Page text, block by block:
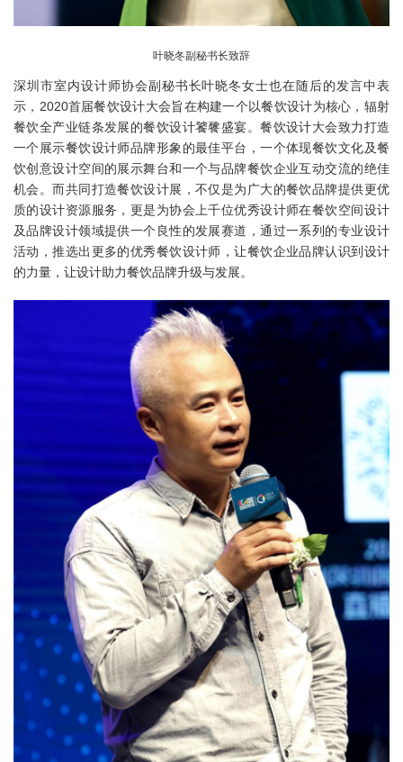
叶晓冬副秘书长致辞
深圳市室内设计师协会副秘书长叶晓冬女士也在随后的发言中表
示，2020首届餐饮设计大会旨在构建一个以餐饮设计为核心，辐射
餐饮全产业链条发展的餐饮设计饕餮盛宴。餐饮设计大会致力打造
一个展示餐饮设计师品牌形象的最佳平台，一个体现餐饮文化及餐
饮创意设计空间的展示舞台和一个与品牌餐饮企业互动交流的绝佳
机会。而共同打造餐饮设计展，不仅是为广大的餐饮品牌提供更优
质的设计资源服务，更是为协会上千位优秀设计师在餐饮空间设计
及品牌设计领域提供一个良性的发展赛道，通过一系列的专业设计
活动，推选出更多的优秀餐饮设计师，让餐饮企业品牌认识到设计
的力量，让设计助力餐饮品牌升级与发展。